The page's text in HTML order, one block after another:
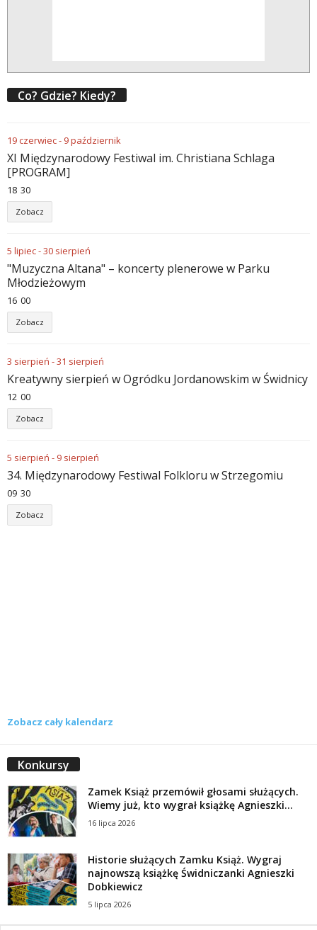
Co? Gdzie? Kiedy?
19czerwiec- 9październik
XI Międzynarodowy Festiwal im. Christiana Schlaga
[PROGRAM]
18 30
Zobacz
5 lipiec-30 sierpień
"Muzyczna Altana" – koncerty plenerowe w Parku
Młodzieżowym
16 00
Zobacz
3 sierpień -31 sierpień
Kreatywny sierpień w Ogródku Jordanowskim w Świdnicy
12 00
Zobacz
5 sierpień - 9 sierpień
34. Międzynarodowy Festiwal Folkloru w Strzegomiu
09 30
Zobacz
Zobacz cały kalendarz
Konkursy
Zamek Książ przemówił głosami służących.
Wiemy już, kto wygrał książkę Agnieszki...
16 lipca 2026
Historie służących Zamku Książ. Wygraj
najnowszą książkę Świdniczanki Agnieszki
Dobkiewicz
5 lipca 2026